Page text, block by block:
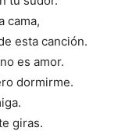
cama,
esta canción.
es amor.
dormirme.
giras.